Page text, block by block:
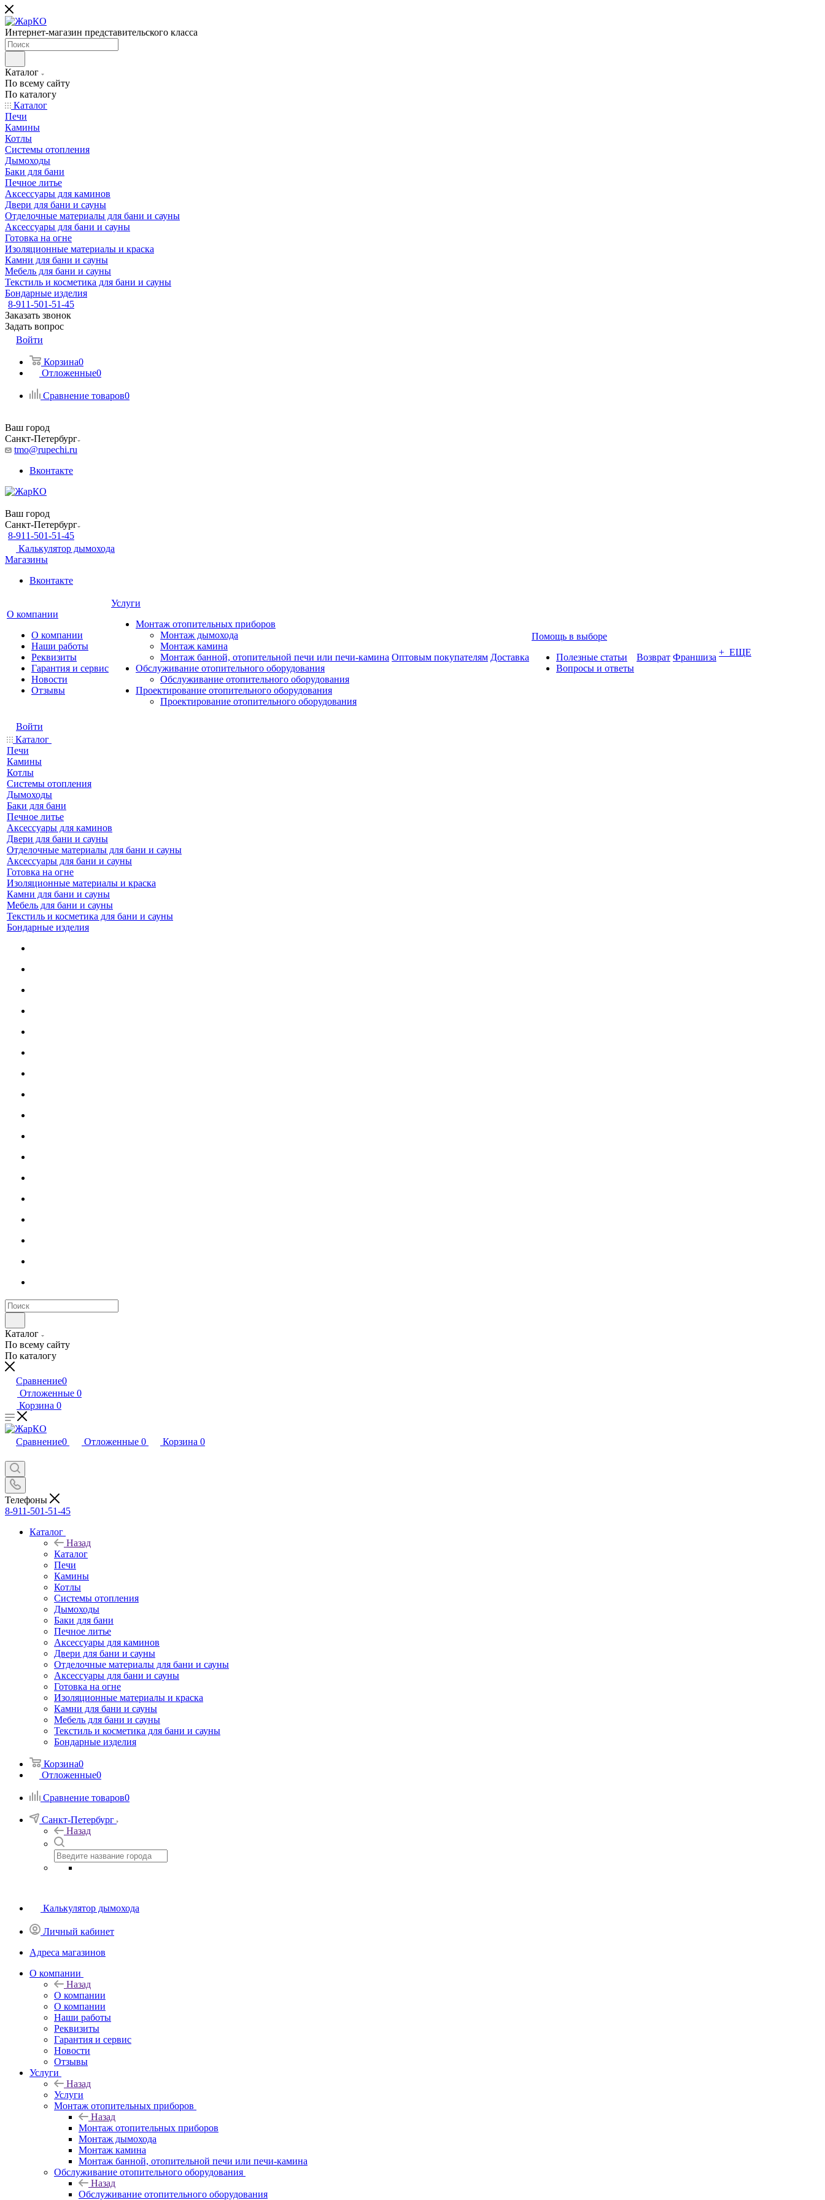
Интернет-магазин представительского класса
Каталог
По всему сайту
По каталогу
Каталог
Печи
Камины
Котлы
Системы отопления
Дымоходы
Баки для бани
Печное литье
Аксессуары для каминов
Двери для бани и сауны
Отделочные материалы для бани и сауны
Аксессуары для бани и сауны
Готовка на огне
Изоляционные материалы и краска
Камни для бани и сауны
Мебель для бани и сауны
Текстиль и косметика для бани и сауны
Бондарные изделия
8-911-501-51-45
Заказать звонок
Задать вопрос
Войти
Корзина0
Отложенные0
Сравнение товаров0
Ваш город
Санкт-Петербург
tmo@rupechi.ru
Вконтакте
Ваш город
Санкт-Петербург
8-911-501-51-45
Калькулятор дымохода
Магазины
Вконтакте
О компании
О компании
Наши работы
Реквизиты
Гарантия и сервис
Новости
Отзывы
Услуги
Монтаж отопительных приборов
Монтаж дымохода
Монтаж камина
Монтаж банной, отопительной печи или печи-камина
Обслуживание отопительного оборудования
Обслуживание отопительного оборудования
Проектирование отопительного оборудования
Проектирование отопительного оборудования
Оптовым покупателям Доставка
Помощь в выборе
Полезные статьи
Вопросы и ответы
Возврат Франшиза + ЕЩЕ
Войти
Каталог
Печи
Камины
Котлы
Системы отопления
Дымоходы
Баки для бани
Печное литье
Аксессуары для каминов
Двери для бани и сауны
Отделочные материалы для бани и сауны
Аксессуары для бани и сауны
Готовка на огне
Изоляционные материалы и краска
Камни для бани и сауны
Мебель для бани и сауны
Текстиль и косметика для бани и сауны
Бондарные изделия
Каталог
По всему сайту
По каталогу
Сравнение0
Отложенные 0
Корзина 0
Сравнение0 Отложенные 0 Корзина 0
Телефоны
8-911-501-51-45
Каталог
Назад
Каталог
Печи
Камины
Котлы
Системы отопления
Дымоходы
Баки для бани
Печное литье
Аксессуары для каминов
Двери для бани и сауны
Отделочные материалы для бани и сауны
Аксессуары для бани и сауны
Готовка на огне
Изоляционные материалы и краска
Камни для бани и сауны
Мебель для бани и сауны
Текстиль и косметика для бани и сауны
Бондарные изделия
Корзина0
Отложенные0
Сравнение товаров0
Санкт-Петербург
Назад
Калькулятор дымохода
Личный кабинет
Адреса магазинов
O компании
Назад
O компании
О компании
Наши работы
Реквизиты
Гарантия и сервис
Новости
Отзывы
Услуги
Назад
Услуги
Монтаж отопительных приборов
Назад
Монтаж отопительных приборов
Монтаж дымохода
Монтаж камина
Монтаж банной, отопительной печи или печи-камина
Обслуживание отопительного оборудования
Назад
Обслуживание отопительного оборудования